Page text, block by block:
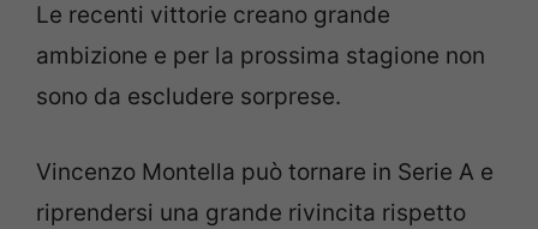
Le recenti vittorie creano grande
ambizione e per la prossima stagione non
sono da escludere sorprese.
Vincenzo Montella può tornare in Serie A e
riprendersi una grande rivincita rispetto